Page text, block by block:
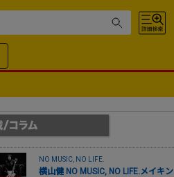
NO MUSIC, NO LIFE.
横山健 NO MUSIC, NO LIFE.メイキン